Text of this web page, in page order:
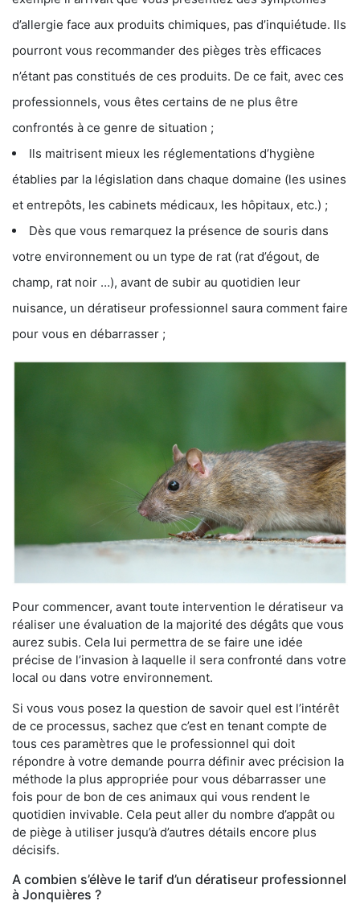
d’allergie face aux produits chimiques, pas d’inquiétude. Ils
pourront vous recommander des pièges très efficaces
n’étant pas constitués de ces produits. De ce fait, avec ces
professionnels, vous êtes certains de ne plus être
confrontés à ce genre de situation ;
Ils maitrisent mieux les réglementations d’hygiène
établies par la législation dans chaque domaine (les usines
et entrepôts, les cabinets médicaux, les hôpitaux, etc.) ;
Dès que vous remarquez la présence de souris dans
votre environnement ou un type de rat (rat d’égout, de
champ, rat noir …), avant de subir au quotidien leur
nuisance, un dératiseur professionnel saura comment faire
pour vous en débarrasser ;
Pour commencer, avant toute intervention le dératiseur va
réaliser une évaluation de la majorité des dégâts que vous
aurez subis. Cela lui permettra de se faire une idée
précise de l’invasion à laquelle il sera confronté dans votre
local ou dans votre environnement.
Si vous vous posez la question de savoir quel est l’intérêt
de ce processus, sachez que c’est en tenant compte de
tous ces paramètres que le professionnel qui doit
répondre à votre demande pourra définir avec précision la
méthode la plus appropriée pour vous débarrasser une
fois pour de bon de ces animaux qui vous rendent le
quotidien invivable. Cela peut aller du nombre d’appât ou
de piège à utiliser jusqu’à d’autres détails encore plus
décisifs.
A combien s’élève le tarif d’un dératiseur professionnel
à Jonquières ?